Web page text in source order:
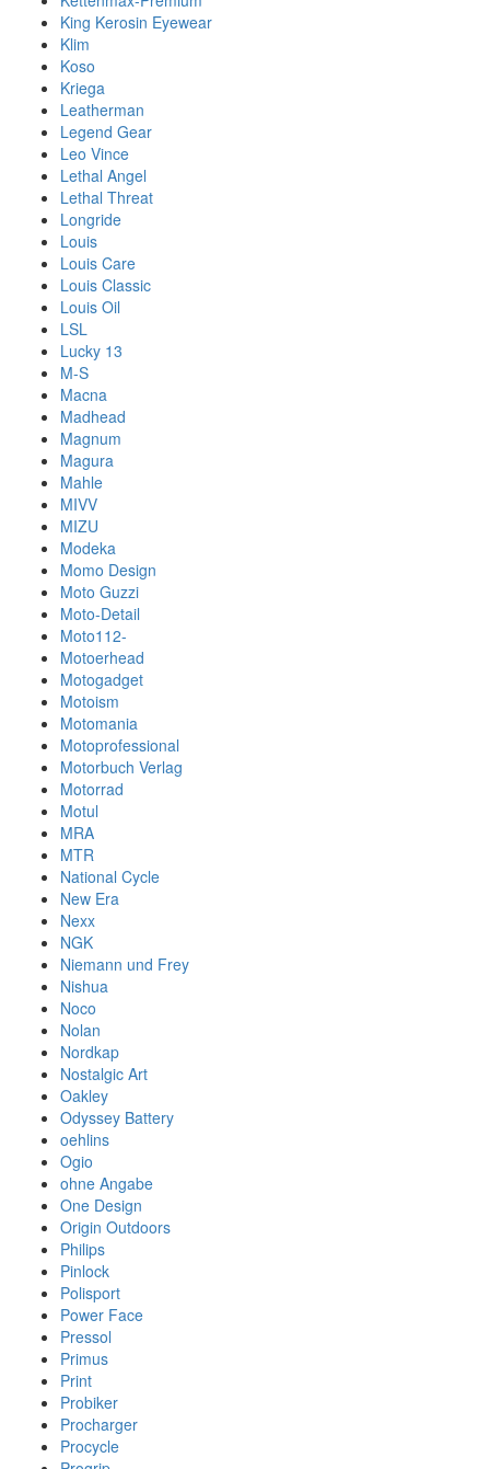
King Kerosin Eyewear
Klim
Koso
Kriega
Leatherman
Legend Gear
Leo Vince
Lethal Angel
Lethal Threat
Longride
Louis
Louis Care
Louis Classic
Louis Oil
LSL
Lucky 13
M-S
Macna
Madhead
Magnum
Magura
Mahle
MIVV
MIZU
Modeka
Momo Design
Moto Guzzi
Moto-Detail
Moto112-
Motoerhead
Motogadget
Motoism
Motomania
Motoprofessional
Motorbuch Verlag
Motorrad
Motul
MRA
MTR
National Cycle
New Era
Nexx
NGK
Niemann und Frey
Nishua
Noco
Nolan
Nordkap
Nostalgic Art
Oakley
Odyssey Battery
oehlins
Ogio
ohne Angabe
One Design
Origin Outdoors
Philips
Pinlock
Polisport
Power Face
Pressol
Primus
Print
Probiker
Procharger
Procycle